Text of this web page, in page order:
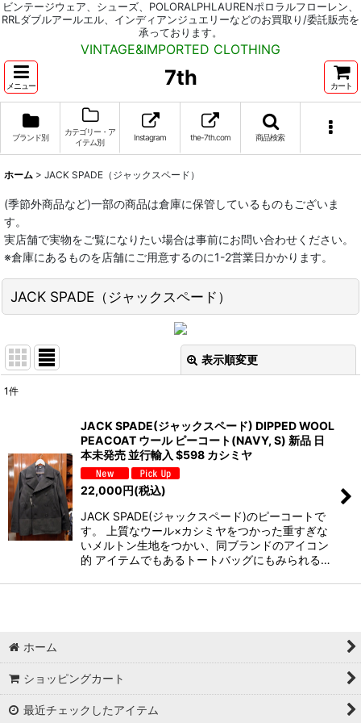
ビンテージウェア、シューズ、POLORALPHLAURENポロラルフローレン、
RRLダブルアールエル、インディアンジュエリーなどのお買取り/委託販売を
承っております。
VINTAGE&IMPORTED CLOTHING
メニュー 7th カート
ブランド別
カテゴリー・ア
イテム別
Instagram the-7th.com 商品検索
ホーム > JACK SPADE（ジャックスペード）
(季節外商品など)一部の商品は倉庫に保管しているものもございま
す。
実店舗で実物をご覧になりたい場合は事前にお問い合わせください。
※倉庫にあるものを店舗にご用意するのに1-2営業日かかります。
JACK SPADE（ジャックスペード）
表示順変更
並び順:
絞り込む
1件
JACK SPADE(ジャックスペード) DIPPED WOOL
PEACOAT ウール ピーコート(NAVY, S) 新品 日
本未発売 並行輸入 $598 カシミヤ
22,000円(税込)
JACK SPADE(ジャックスペード)のピーコートで
す。 上質なウール×カシミヤをつかった重すぎな
いメルトン生地をつかい、同ブランドのアイコン
的 アイテムでもあるトートバッグにもみられる…
ホーム
ショッピングカート
最近チェックしたアイテム